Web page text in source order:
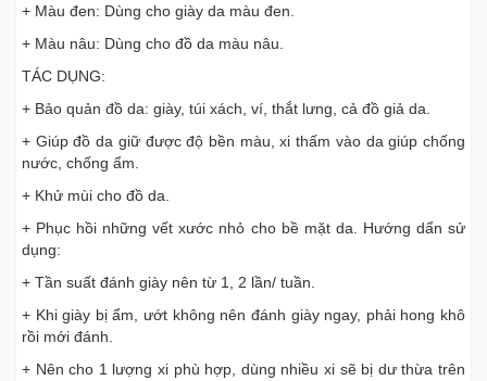
+ Màu đen: Dùng cho giày da màu đen.
+ Màu nâu: Dùng cho đồ da màu nâu.
TÁC DỤNG:
+ Bảo quản đồ da: giày, túi xách, ví, thắt lưng, cả đồ giả da.
+ Giúp đồ da giữ được độ bền màu, xi thấm vào da giúp chống
nước, chống ẩm.
+ Khử mùi cho đồ da.
+ Phục hồi những vết xước nhỏ cho bề mặt da. Hướng dẩn sử
dụng:
+ Tần suất đánh giày nên từ 1, 2 lần/ tuần.
+ Khi giày bị ẩm, ướt không nên đánh giày ngay, phải hong khô
rồi mới đánh.
+ Nên cho 1 lượng xi phù hợp, dùng nhiều xi sẽ bị dư thừa trên